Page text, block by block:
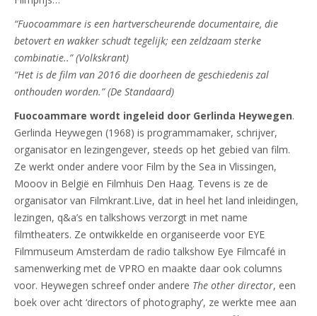
“Fuocoammare is een hartverscheurende documentaire, die
betovert en wakker schudt tegelijk; een zeldzaam sterke
combinatie..” (Volkskrant)
“Het is de film van 2016 die doorheen de geschiedenis zal
onthouden worden.” (De Standaard)
Fuocoammare wordt ingeleid door Gerlinda Heywegen.
Gerlinda Heywegen (1968) is programmamaker, schrijver,
organisator en lezingengever, steeds op het gebied van film.
Ze werkt onder andere voor Film by the Sea in Vlissingen,
Mooov in België en Filmhuis Den Haag. Tevens is ze de
organisator van Filmkrant.Live, dat in heel het land inleidingen,
lezingen, q&a’s en talkshows verzorgt in met name
filmtheaters. Ze ontwikkelde en organiseerde voor EYE
Filmmuseum Amsterdam de radio talkshow Eye Filmcafé in
samenwerking met de VPRO en maakte daar ook columns
voor. Heywegen schreef onder andere The other director, een
boek over acht ‘directors of photography’, ze werkte mee aan